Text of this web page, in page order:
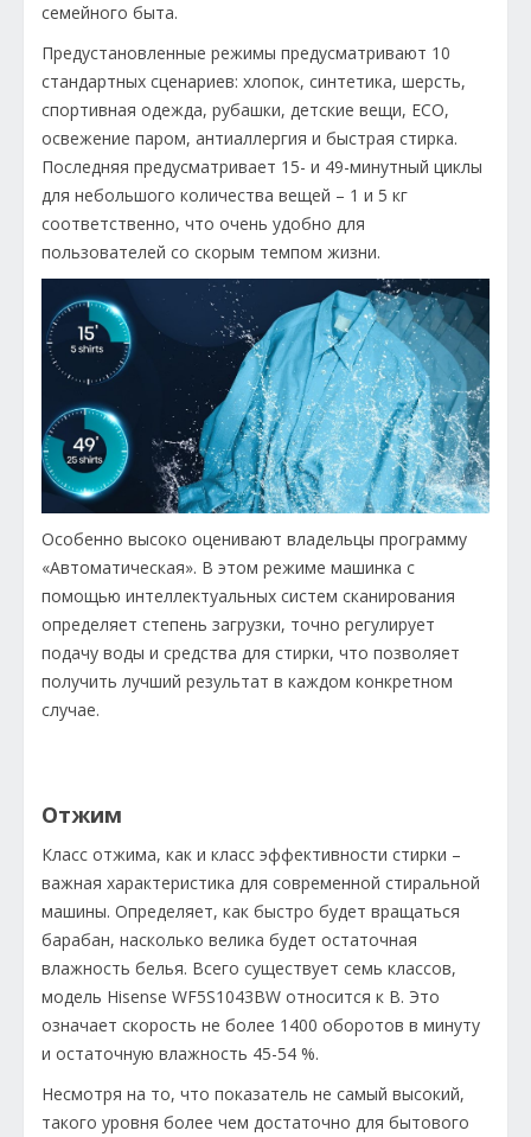
семейного быта.
Предустановленные режимы предусматривают 10
стандартных сценариев: хлопок, синтетика, шерсть,
спортивная одежда, рубашки, детские вещи, ECO,
освежение паром, антиаллергия и быстрая стирка.
Последняя предусматривает 15- и 49-минутный циклы
для небольшого количества вещей – 1 и 5 кг
соответственно, что очень удобно для
пользователей со скорым темпом жизни.
Особенно высоко оценивают владельцы программу
«Автоматическая». В этом режиме машинка с
помощью интеллектуальных систем сканирования
определяет степень загрузки, точно регулирует
подачу воды и средства для стирки, что позволяет
получить лучший результат в каждом конкретном
случае.
Отжим
Класс отжима, как и класс эффективности стирки –
важная характеристика для современной стиральной
машины. Определяет, как быстро будет вращаться
барабан, насколько велика будет остаточная
влажность белья. Всего существует семь классов,
модель Hisense WF5S1043BW относится к В. Это
означает скорость не более 1400 оборотов в минуту
и остаточную влажность 45-54 %.
Несмотря на то, что показатель не самый высокий,
такого уровня более чем достаточно для бытового